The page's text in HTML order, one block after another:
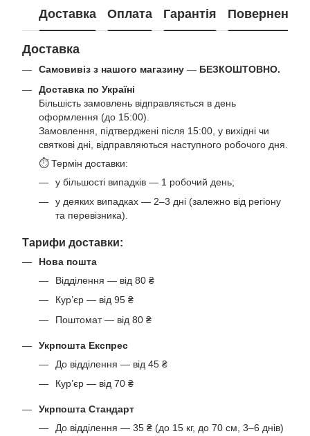
Доставка Оплата Гарантія Повернення
Доставка
Самовивіз з нашого магазину — БЕЗКОШТОВНО.
Доставка по Україні
Більшість замовлень відправляється в день
оформлення (до 15:00).
Замовлення, підтверджені після 15:00, у вихідні чи
святкові дні, відправляються наступного робочого дня.
⏱ Термін доставки:
у більшості випадків — 1 робочий день;
у деяких випадках — 2–3 дні (залежно від регіону
та перевізника).
Тарифи доставки:
Нова пошта
Відділення — від 80 ₴
Кур’єр — від 95 ₴
Поштомат — від 80 ₴
Укрпошта Експрес
До відділення — від 45 ₴
Кур’єр — від 70 ₴
Укрпошта Стандарт
До відділення — 35 ₴ (до 15 кг, до 70 см, 3–6 днів)